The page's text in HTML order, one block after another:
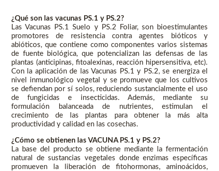
¿Qué son las vacunas PS.1 y PS.2?
Las Vacunas PS.1 Suelo y PS.2 Foliar, son bioestimulantes
promotores de resistencia contra agentes bióticos y
abióticos, que contiene como componentes varios sistemas
de fuente biológica, que potencializan las defensas de las
plantas (anticipinas, fitoalexinas, reacción hipersensitiva, etc).
Con la aplicación de las Vacunas PS.1 y PS.2, se energiza el
nivel inmunológico vegetal y se promueve que los cultivos
se defiendan por sí solos, reduciendo sustancialmente el uso
de fungicidas e insecticidas. Además, mediante su
formulación balanceada de nutrientes, estimulan el
crecimiento de las plantas para obtener la más alta
productividad y calidad en las cosechas.
¿Cómo se obtienen las VACUNA PS.1 y PS.2?
La base del producto se obtiene mediante la fermentación
natural de sustancias vegetales donde enzimas específicas
promueven la liberación de fitohormonas, aminoácidos,